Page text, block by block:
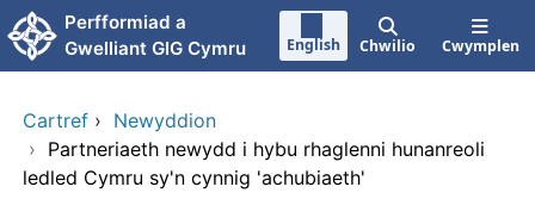
Neidio i'r prif gynnwy
Perfformiad a
Gwelliant GIG Cymru
English Chwilio Cwymplen
Cartref › Newyddion
› Partneriaeth newydd i hybu rhaglenni hunanreoli
ledled Cymru sy'n cynnig 'achubiaeth'